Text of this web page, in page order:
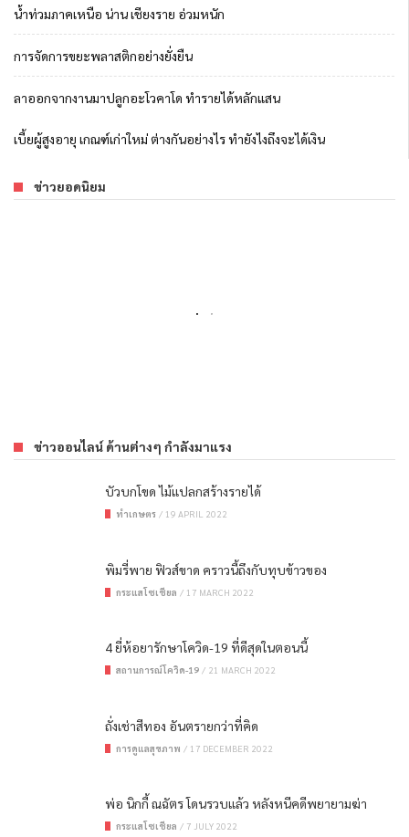
น้ำท่วมภาคเหนือ น่าน เชียงราย อ่วมหนัก
การจัดการขยะพลาสติกอย่างยั่งยืน
ลาออกจากงานมาปลูกอะโวคาโด ทำรายได้หลักแสน
เบี้ยผู้สูงอายุ เกณฑ์เก่าใหม่ ต่างกันอย่างไร ทำยังไงถึงจะได้เงิน
ข่าวยอดนิยม
ข่าวออนไลน์ ด้านต่างๆ กำลังมาแรง
บัวบกโขด ไม้แปลกสร้างรายได้
ทำเกษตร / 19 APRIL 2022
พิมรี่พาย ฟิวส์ขาด คราวนี้ถึงกับทุบข้าวของ
กระแสโซเชียล / 17 MARCH 2022
4 ยี่ห้อยารักษาโควิด-19 ที่ดีสุดในตอนนี้
สถานการณ์โควิด-19 / 21 MARCH 2022
ถั่งเช่าสีทอง อันตรายกว่าที่คิด
การดูแลสุขภาพ / 17 DECEMBER 2022
พ่อ นิกกี้ ณฉัตร โดนรวบแล้ว หลังหนีคดีพยายามฆ่า
กระแสโซเชียล / 7 JULY 2022